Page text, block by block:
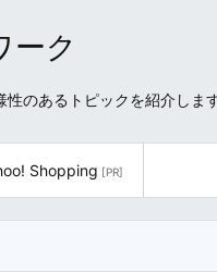
ク
のあるトピックを紹介します
Shopping [PR]